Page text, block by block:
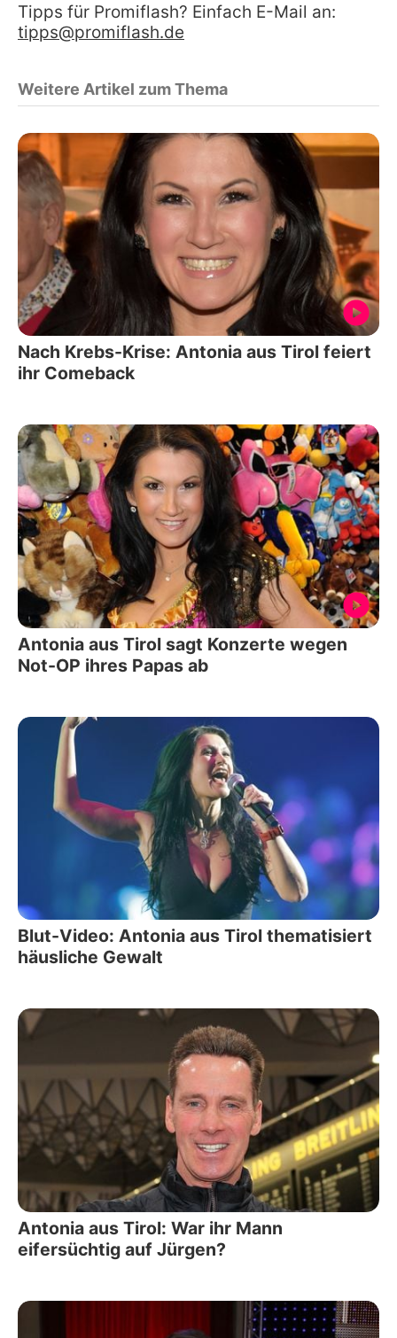
Tipps für Promiflash? Einfach E-Mail an:
tipps@promiflash.de
Weitere Artikel zum Thema
Nach Krebs-Krise: Antonia aus Tirol feiert
ihr Comeback
Antonia aus Tirol sagt Konzerte wegen
Not-OP ihres Papas ab
Blut-Video: Antonia aus Tirol thematisiert
häusliche Gewalt
Antonia aus Tirol: War ihr Mann
eifersüchtig auf Jürgen?